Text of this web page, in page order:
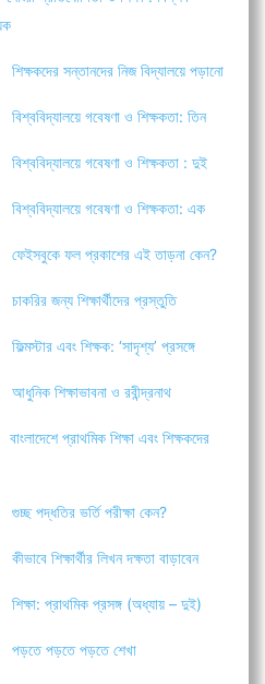
শিক্ষকদের সন্তানদের নিজ বিদ্যালয়ে পড়ানো
বিশ্ববিদ্যালয়ে গবেষণা ও শিক্ষকতা: তিন
বিশ্ববিদ্যালয়ে গবেষণা ও শিক্ষকতা : দুই
বিশ্ববিদ্যালয়ে গবেষণা ও শিক্ষকতা: এক
ফেইসবুকে ফল প্রকাশের এই তাড়না কেন?
চাকরির জন্য শিক্ষার্থীদের প্রস্তুতি
ফিল্মস্টার এবং শিক্ষক: ‘সাদৃশ্য’ প্রসঙ্গে
আধুনিক শিক্ষাভাবনা ও রবীন্দ্রনাথ
বাংলাদেশে প্রাথমিক শিক্ষা এবং শিক্ষকদের
গুচ্ছ পদ্ধতির ভর্তি পরীক্ষা কেন?
কীভাবে শিক্ষার্থীর লিখন দক্ষতা বাড়াবেন
শিক্ষা: প্রাথমিক প্রসঙ্গ (অধ্যায় – দুই)
পড়তে পড়তে পড়তে শেখা